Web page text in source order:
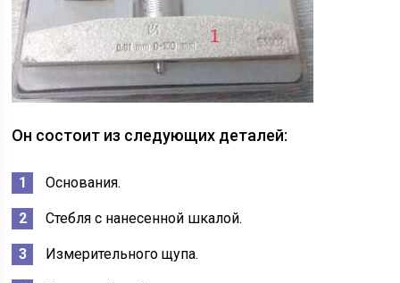
Он состоит из следующих деталей:
Основания.
Стебля с нанесенной шкалой.
Измерительного щупа.